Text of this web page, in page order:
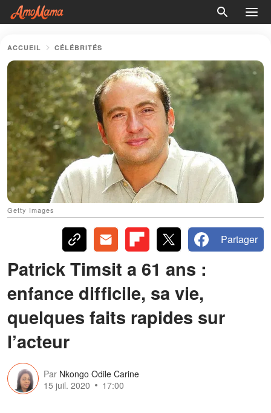
ACCUEIL CÉLÉBRITÉS
Getty Images
Partager
Patrick Timsit a 61 ans :
enfance difficile, sa vie,
quelques faits rapides sur
l’acteur
Par Nkongo Odile Carine
15 juil. 2020
17:00